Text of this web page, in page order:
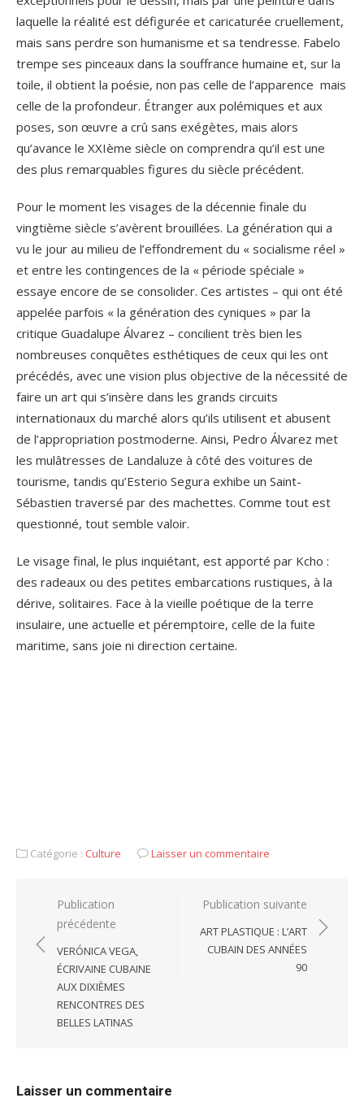
laquelle la réalité est défigurée et caricaturée cruellement,
mais sans perdre son humanisme et sa tendresse. Fabelo
trempe ses pinceaux dans la souffrance humaine et, sur la
toile, il obtient la poésie, non pas celle de l’apparence mais
celle de la profondeur. Étranger aux polémiques et aux
poses, son œuvre a crû sans exégètes, mais alors
qu’avance le XXIème siècle on comprendra qu’il est une
des plus remarquables figures du siècle précédent.
Pour le moment les visages de la décennie finale du
vingtième siècle s’avèrent brouillées. La génération qui a
vu le jour au milieu de l’effondrement du « socialisme réel »
et entre les contingences de la « période spéciale »
essaye encore de se consolider. Ces artistes – qui ont été
appelée parfois « la génération des cyniques » par la
critique Guadalupe Álvarez – concilient très bien les
nombreuses conquêtes esthétiques de ceux qui les ont
précédés, avec une vision plus objective de la nécessité de
faire un art qui s’insère dans les grands circuits
internationaux du marché alors qu’ils utilisent et abusent
de l’appropriation postmoderne. Ainsi, Pedro Álvarez met
les mulâtresses de Landaluze à côté des voitures de
tourisme, tandis qu’Esterio Segura exhibe un Saint-
Sébastien traversé par des machettes. Comme tout est
questionné, tout semble valoir.
Le visage final, le plus inquiétant, est apporté par Kcho :
des radeaux ou des petites embarcations rustiques, à la
dérive, solitaires. Face à la vieille poétique de la terre
insulaire, une actuelle et péremptoire, celle de la fuite
maritime, sans joie ni direction certaine.
Catégorie : Culture Laisser un commentaire
Navigation
l’article
Publication
précédente
VERÓNICA VEGA,
ÉCRIVAINE CUBAINE
AUX DIXIÈMES
RENCONTRES DES
BELLES LATINAS
Publication suivante
ART PLASTIQUE : L’ART
CUBAIN DES ANNÉES
90
Laisser un commentaire